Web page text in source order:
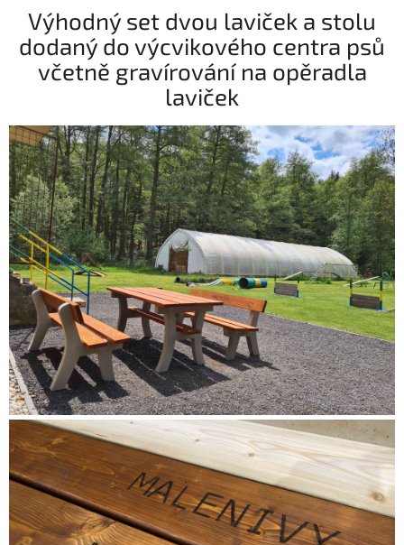
Výhodný set dvou laviček a stolu
dodaný do výcvikového centra psů
včetně gravírování na opěradla
laviček